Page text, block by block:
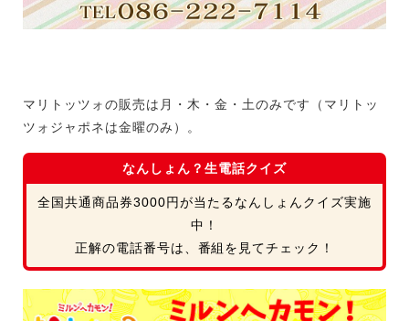
マリトッツォの販売は月・木・金・土のみです（マリトッ
ツォジャポネは金曜のみ）。
なんしょん？生電話クイズ
全国共通商品券3000円が当たるなんしょんクイズ実施
中！
正解の電話番号は、番組を見てチェック！